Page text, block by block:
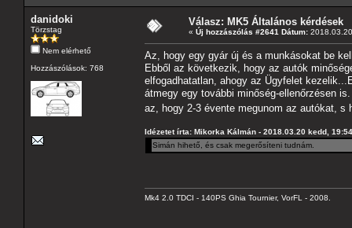
danidoki
Törzstag
Nem elérhető
Hozzászólások: 768
Válasz: MK5 Általános kérdések
« Új hozzászólás #2641 Dátum:
Az, hogy egy gyár új és a munkásokat be
Ebből az következik, hogy az autók
elfogadhatatlan, ahogy az Ügyfelet
átmegy egy további minőség-ellenőrzésen
az, hogy 2-3 évente megunom az autókat,
Idézetet írta: Mikorka Kálmán - 2018.03.20 kedd,
Simán hihető, és csak megerősíteni tudnám.
Mk4 2.0 TDCI - 140PS Ghia Tournier, VorFL - 2008.